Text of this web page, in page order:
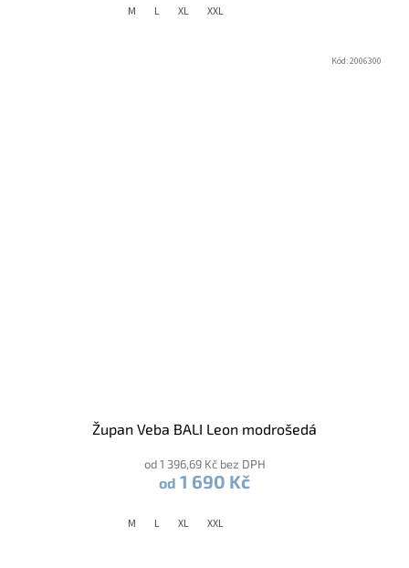
M L XL XXL
Župan Veba BALI Leon modrošedá
od 1 396,69 Kč bez DPH
od 1 690 Kč
M L XL XXL
Kód:2006300